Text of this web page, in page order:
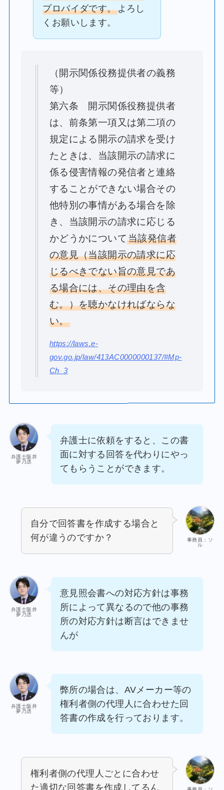
プロバイダです。よろし
くお願いします。
（開示関係役務提供者の義務
等）
第六条 開示関係役務提供者
は、前条第一項又は第二項の
規定による開示の請求を受け
たときは、当該開示の請求に
係る侵害情報の発信者と連絡
することができない場合その
他特別の事情がある場合を除
き、当該開示の請求に応じる
かどうかについて当該発信者
の意見（当該開示の請求に応
じるべきでない旨の意見であ
る場合には、その理由を含
む。）を聴かなければならな
い。
https://laws.e-
gov.go.jp/law/413AC0000000137/#Mp-
Ch_3
弁護士阪井
夢乃丞
弁護士に依頼をすると、この書
面に対する回答を代わりにやっ
てもらうことができます。
事務員：ソ
ル
自分で回答書を作成する場合と
何が違うのですか？
弁護士阪井
夢乃丞
意見照会書への対応方針は事務
所によって異なるので他の事務
所の対応方針は断言はできませ
んが
弁護士阪井
夢乃丞
弊所の場合は、AVメーカー等の
権利者側の代理人に合わせた回
答書の作成を行っております。
権利者側の代理人ごとに合わせ
た適切な回答書を作成してるん